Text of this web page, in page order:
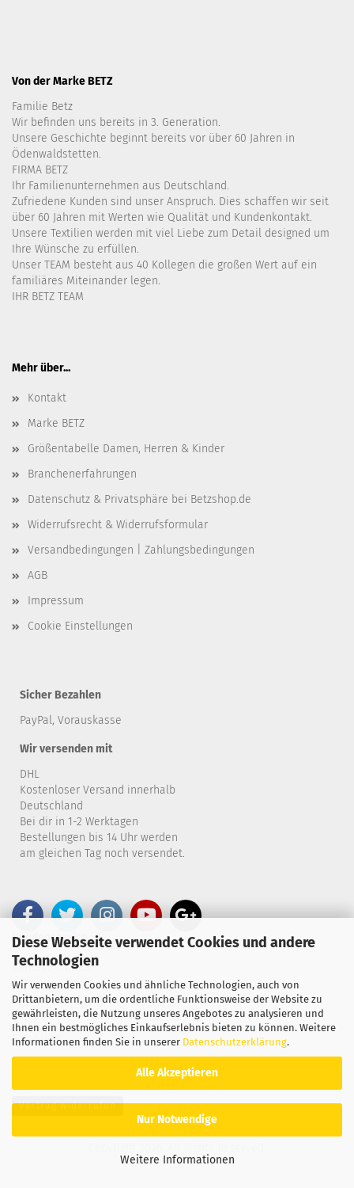
Diese Webseite verwendet Cookies und andere
Technologien
Wir verwenden Cookies und ähnliche Technologien, auch von
Drittanbietern, um die ordentliche Funktionsweise der Website zu
gewährleisten, die Nutzung unseres Angebotes zu analysieren und
Ihnen ein bestmögliches Einkaufserlebnis bieten zu können. Weitere
Informationen finden Sie in unserer Datenschutzerklärung.
Alle Akzeptieren
Nur Notwendige
Weitere Informationen
Von der Marke BETZ
Familie Betz
Wir befinden uns bereits in 3. Generation.
Unsere Geschichte beginnt bereits vor über 60 Jahren in
Ödenwaldstetten.
FIRMA BETZ
Ihr Familienunternehmen aus Deutschland.
Zufriedene Kunden sind unser Anspruch. Dies schaffen wir seit
über 60 Jahren mit Werten wie Qualität und Kundenkontakt.
Unsere Textilien werden mit viel Liebe zum Detail designed um
Ihre Wünsche zu erfüllen.
Unser TEAM besteht aus 40 Kollegen die großen Wert auf ein
familiäres Miteinander legen.
IHR BETZ TEAM
Mehr über...
Kontakt
Marke BETZ
Größentabelle Damen, Herren & Kinder
Branchenerfahrungen
Datenschutz & Privatsphäre bei Betzshop.de
Widerrufsrecht & Widerrufsformular
Versandbedingungen | Zahlungsbedingungen
AGB
Impressum
Cookie Einstellungen
Sicher Bezahlen
PayPal, Vorauskasse
Wir versenden mit
DHL
Kostenloser Versand innerhalb
Deutschland
Bei dir in 1-2 Werktagen
Bestellungen bis 14 Uhr werden
am gleichen Tag noch versendet.
Kundenservice
Kontaktformular
Telefon 0738798890
B2B-SHOP
Vertrag widerrufen